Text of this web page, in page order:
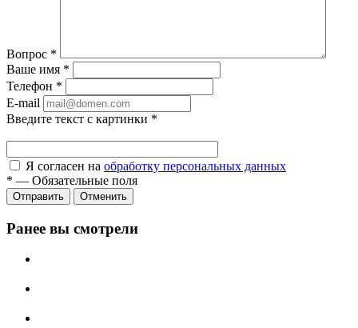
Вопрос *
Ваше имя *
Телефон *
E-mail
Введите текст с картинки *
Я согласен на обработку персональных данных
* — Обязательные поля
Отправить Отменить
Ранее вы смотрели